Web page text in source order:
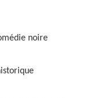
noire